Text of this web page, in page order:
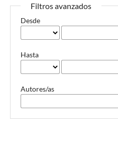
Filtros avanzados
Desde
Hasta
Autores/as